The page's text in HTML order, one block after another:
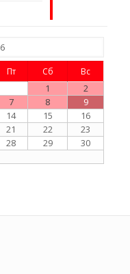
Пт Сб Вс
1
2
7 8
9
14 15
16
21 22
23
28 29
30